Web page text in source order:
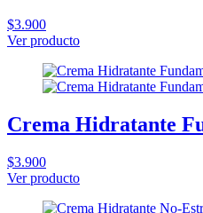
$3.900
Ver producto
Crema Hidratante
$3.900
Ver producto